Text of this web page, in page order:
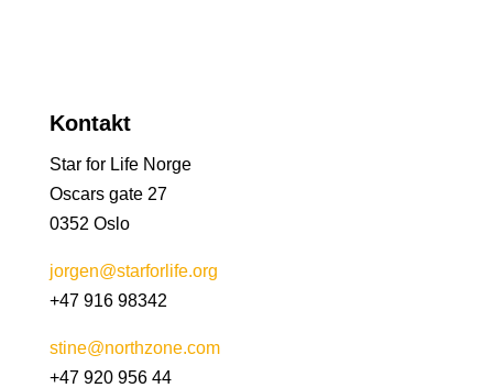
Kontakt
Star for Life Norge
Oscars gate 27
0352 Oslo
jorgen@starforlife.org
+47 916 98342
stine@northzone.com
+47 920 956 44